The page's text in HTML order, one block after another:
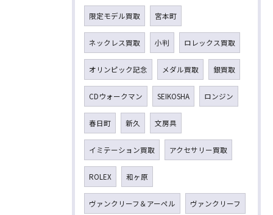
限定モデル買取 宮本町
ネックレス買取 小判 ロレックス買取
オリンピック記念 メダル買取 銀買取
CDウォークマン SEIKOSHA ロンジン
春日町 新久 文房具
イミテーション買取 アクセサリー買取
ROLEX 和ヶ原
ヴァンクリーフ＆アーペル ヴァンクリーフ